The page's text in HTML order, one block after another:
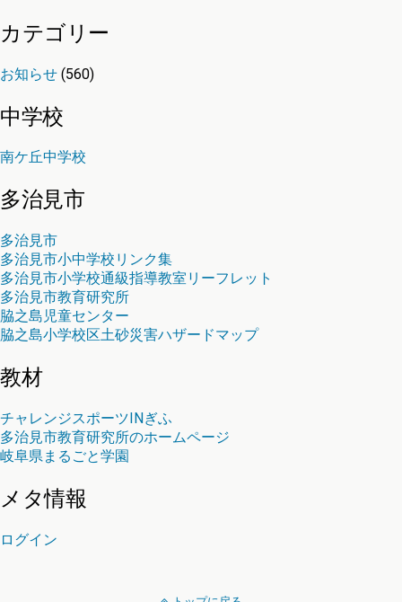
カテゴリー
お知らせ (560)
中学校
南ケ丘中学校
多治見市
多治見市
多治見市小中学校リンク集
多治見市小学校通級指導教室リーフレット
多治見市教育研究所
脇之島児童センター
脇之島小学校区土砂災害ハザードマップ
教材
チャレンジスポーツINぎふ
多治見市教育研究所のホームページ
岐阜県まるごと学園
メタ情報
ログイン